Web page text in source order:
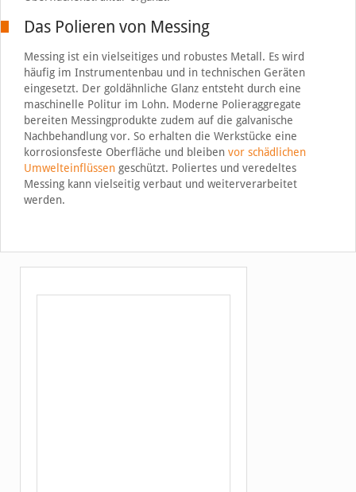
Das Polieren von Messing
Messing ist ein vielseitiges und robustes Metall. Es wird
häufig im Instrumentenbau und in technischen Geräten
eingesetzt. Der goldähnliche Glanz entsteht durch eine
maschinelle Politur im Lohn. Moderne Polieraggregate
bereiten Messingprodukte zudem auf die galvanische
Nachbehandlung vor. So erhalten die Werkstücke eine
korrosionsfeste Oberfläche und bleiben vor schädlichen
Umwelteinflüssengeschützt. Poliertes und veredeltes
Messing kann vielseitig verbaut und weiterverarbeitet
werden.